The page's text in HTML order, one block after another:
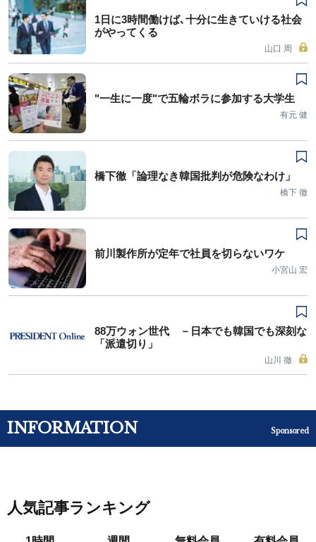
1日に3時間働けば､十分に生きていける社会
がやってくる
山口 周
"一生に一度"で五輪ボラに参加する大学生
有元 健
橋下徹「論理なき韓国批判が危険なわけ」
橋下 徹
前川製作所が定年で社員を切らないワケ
小宮山 宏
88万ウォン世代 －日本でも韓国でも深刻な
「派遣切り」
山川 徹
INFORMATION Sponsored
人気記事ランキング